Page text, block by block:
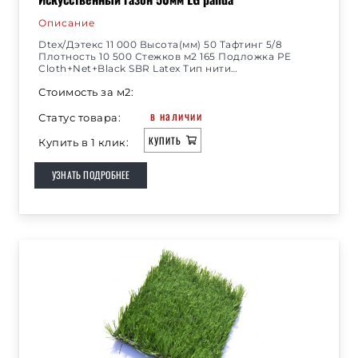
наших товарах и способах их доставки звоните
Описание
Dtex/Дэтекс 11 000 Высота(мм) 50 Тафтинг 5/8
Плотность 10 500 Стежков м2 165 Подложка PE
Cloth+Net+Black SBR Latex Тип нити…
Стоимость за м2:
Статус товара:
в наличии
Купить в 1 клик: КУПИТЬ
УЗНАТЬ ПОДРОБНЕЕ